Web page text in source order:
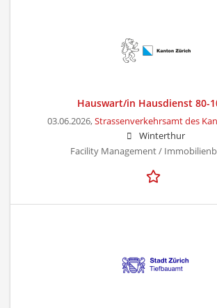
Hauswart/in Hausdienst 80-
03.06.2026,Strassenverkehrsamt des
Winterthur
Facility Management /